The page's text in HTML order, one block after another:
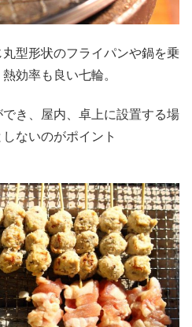
型形状のフライパンや鍋を乗
効率も良い七輪。
き、屋内、卓上に設置する場
ないのがポイント